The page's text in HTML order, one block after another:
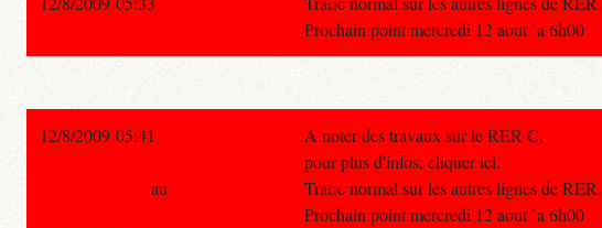
Prochain point mercredi 12 aout `a 6h00
12/8/2009 05:41
A noter des travaux sur le RER C,
pour plus d'infos, cliquer ici.
Trafic normal sur les autres lignes de RER.
Prochain point mercredi 12 aout `a 6h00
au